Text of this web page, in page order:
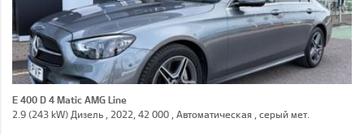
E 400 D 4 Matic AMG Line
2.9 (243 kW) Дизель , 2022, 42 000 , Автоматическая , серый мет.